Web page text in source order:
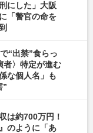
にした」大阪
「警官の命を
“出禁”食らっ
者〉特定が進む
な個人名」も
”
は約700万円！
のように「あ